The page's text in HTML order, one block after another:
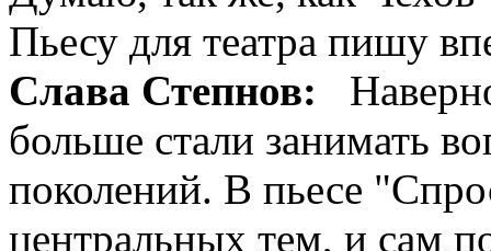
Пьесу для театра пишу
Слава Степнов:
больше стали занимать
поколений. В пьесе
центральных тем, и сам